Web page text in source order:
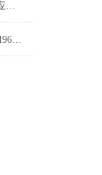
硫化氢气体检测仪具有环境适应性比较强的多种报警模式
意大利哈纳HI97713磷酸盐和HI96713磷酸盐的区别